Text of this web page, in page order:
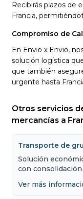
Recibirás plazos de
Francia,
Compromiso de
En Envio x Envio,
solución logística
que también
urgente hasta
Otros servicios
mercancías a
Transporte de
Solución
con consolidación
Ver más